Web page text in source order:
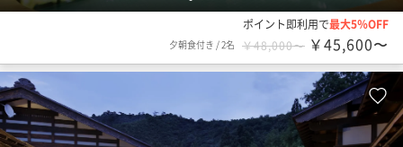
ポイント即利用で最大5％OFF
夕朝食付き /2名 ￥48,000〜 ￥45,600〜